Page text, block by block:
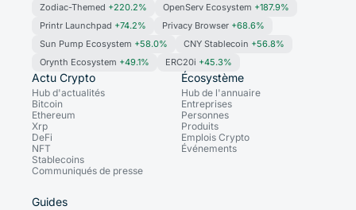
Zodiac-Themed +220.2% OpenServ Ecosystem +187.9%
Printr Launchpad +74.2% Privacy Browser +68.6%
Sun Pump Ecosystem +58.0% CNY Stablecoin +56.8%
Orynth Ecosystem +49.1% ERC20i +45.3%
Actu Crypto
Hub d'actualités
Bitcoin
Ethereum
Xrp
DeFi
NFT
Stablecoins
Communiqués de presse
Écosystème
Hub de l'annuaire
Entreprises
Personnes
Produits
Emplois Crypto
Événements
Guides